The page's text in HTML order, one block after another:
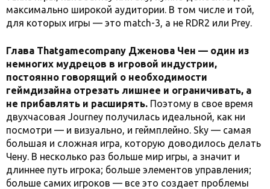
максимально широкой аудитории. В том числе и той,
для которых игры — это match-3, а не RDR2 или Prey.
Глава Thatgamecompany Дженова Чен — один из
немногих мудрецов в игровой индустрии,
постоянно говорящий о необходимости
геймдизайна отрезать лишнее и ограничивать, а
не прибавлять и расширять. Поэтому в свое время
двухчасовая Journey получилась идеальной, как ни
посмотри — и визуально, и геймплейно. Sky — самая
большая и сложная игра, которую доводилось делать
Чену. В несколько раз больше мир игры, а значит и
длиннее путь игрока; больше элементов управления;
больше самих игроков — все это создает проблемы